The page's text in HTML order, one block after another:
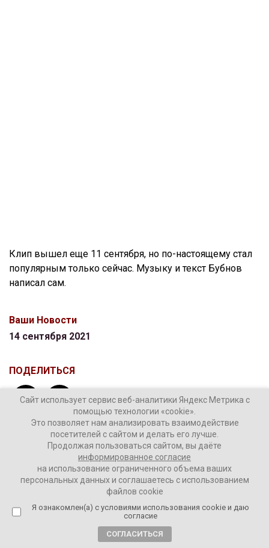
Клип вышел еще 11 сентября, но по-настоящему стал
популярным только сейчас. Музыку и текст Бубнов
написал сам.
Ваши Новости
14 сентября 2021
ПОДЕЛИТЬСЯ
Выборы в Госдуму Крым
Комментировать
Сайт использует сервис веб-аналитики Яндекс Метрика с
помощью технологии «cookie».
Это позволяет нам анализировать взаимодействие
посетителей с сайтом и делать его лучше.
Продолжая пользоваться сайтом, вы даёте
информированное согласие
на использование ограниченного объема ваших
персональных данных и соглашаетесь с использованием
файлов cookie
Я ознакомлен(а) с условиями использования cookie и даю
согласие
СОГЛАСИТЬСЯ